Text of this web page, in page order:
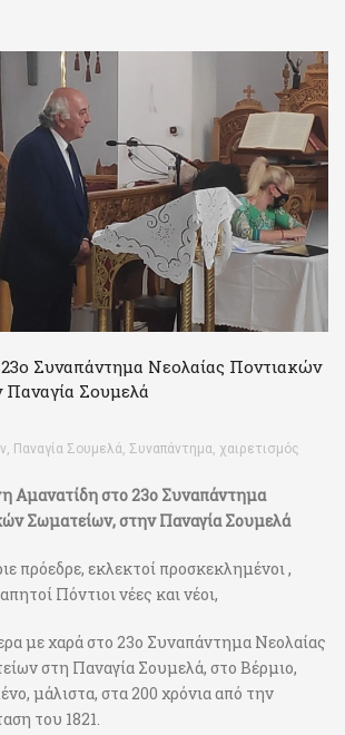
23ο Συναπάντημα Νεολαίας Ποντιακών
Σουμελά
, Παναγία Σουμελά, Συναπάντημα, χαιρετισμός
Αμανατίδη στο 23ο Συναπάντημα
Σωματείων, στην Παναγία Σουμελά
πρόεδρε, εκλεκτοί προσκεκλημένοι ,
Πόντιοι νέες και νέοι,
με χαρά στο 23ο Συναπάντημα Νεολαίας
στη Παναγία Σουμελά, στο Βέρμιο,
μάλιστα, στα 200 χρόνια από την
του 1821.